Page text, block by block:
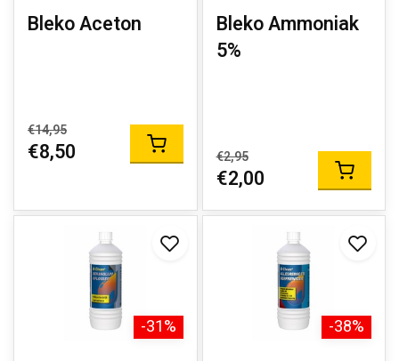
Bleko Aceton
€14,95
€8,50
Bleko Ammoniak
5%
€2,95
€2,00
-31% -38%